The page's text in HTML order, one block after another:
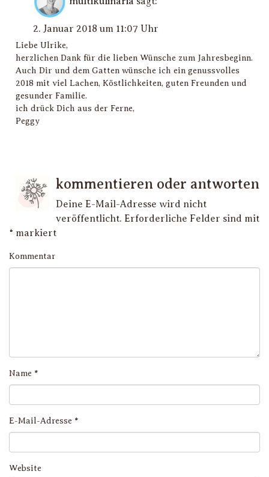
2. Januar 2018 um 11:07 Uhr
Liebe Ulrike,
herzlichen Dank für die lieben Wünsche zum Jahresbeginn.
Auch Dir und dem Gatten wünsche ich ein genussvolles
2018 mit viel Lachen, Köstlichkeiten, guten Freunden und
gesunder Familie.
ich drück Dich aus der Ferne,
Peggy
kommentieren oder antworten
Deine E-Mail-Adresse wird nicht
veröffentlicht. Erforderliche Felder sind mit
* markiert
Kommentar
Name *
E-Mail-Adresse *
Website